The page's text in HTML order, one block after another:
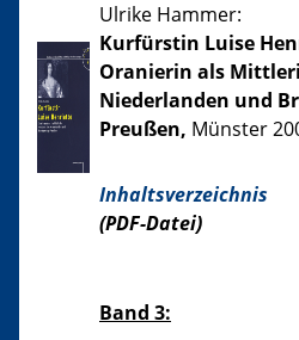
Ulrike Hammer:
Kurfürstin Luise
Oranierin als
Niederlanden und
Preußen, Münster
Inhaltsverzeichnis
(PDF-Datei)
Band 3: